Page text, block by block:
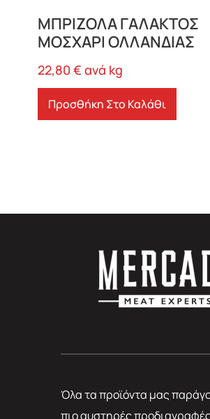
ΜΠΡΙΖΟΛΑ ΓΑΛΑΚΤΟΣ
ΜΟΣΧΑΡΙ ΟΛΛΑΝΔΙΑΣ
22,80 € ανά kg
Προσθήκη Στο Καλάθι
Όλα τα προϊόντα μας
πιο αυστηρές